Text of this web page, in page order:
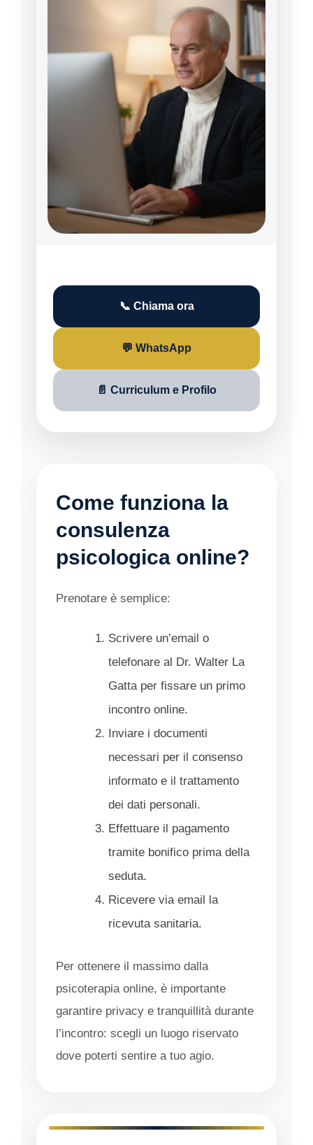
📞 Chiama ora
💬 WhatsApp
📄 Curriculum e Profilo
Come funziona la
consulenza
psicologica online?
Prenotare è semplice:
Scrivere un’email o
telefonare al Dr. Walter La
Gatta per fissare un primo
incontro online.
Inviare i documenti
necessari per il consenso
informato e il trattamento
dei dati personali.
Effettuare il pagamento
tramite bonifico prima della
seduta.
Ricevere via email la
ricevuta sanitaria.
Per ottenere il massimo dalla
psicoterapia online, è importante
garantire privacy e tranquillità durante
l’incontro: scegli un luogo riservato
dove poterti sentire a tuo agio.